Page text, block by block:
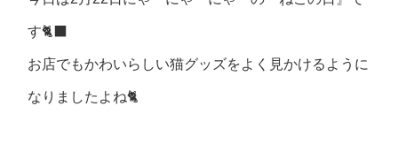
す🐈‍⬛
お店でもかわいらしい猫グッズをよく見かけるように
なりましたよね🐈